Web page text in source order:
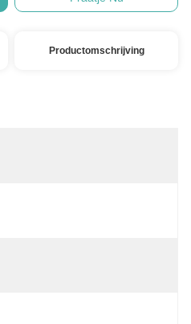
Productomschrijving